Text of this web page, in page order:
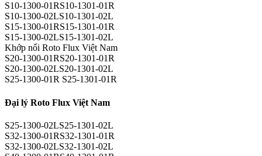
S10-1300-01RS10-1301-01R
S10-1300-02LS10-1301-02L
S15-1300-01RS15-1301-01R
S15-1300-02LS15-1301-02L
Khớp nối Roto Flux Việt Nam
S20-1300-01RS20-1301-01R
S20-1300-02LS20-1301-02L
S25-1300-01R S25-1301-01R
Đại lý Roto Flux Việt Nam
S25-1300-02LS25-1301-02L
S32-1300-01RS32-1301-01R
S32-1300-02LS32-1301-02L